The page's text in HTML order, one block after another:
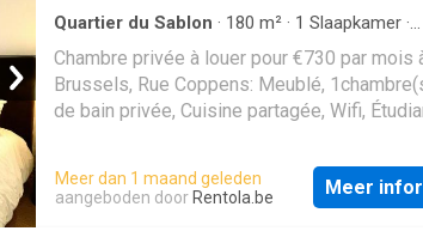
Quartier du Sablon · 180 m² · 1 Slaapkamer ·
Chambre privée à louer pour €730 par mois
Brussels, Rue Coppens: Meublé,
de bain privée, Cuisine partagée, Wifi,
Meer dan 1 maand geleden
aangeboden door Rentola.be Meer